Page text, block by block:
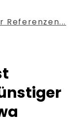
Referenzen...